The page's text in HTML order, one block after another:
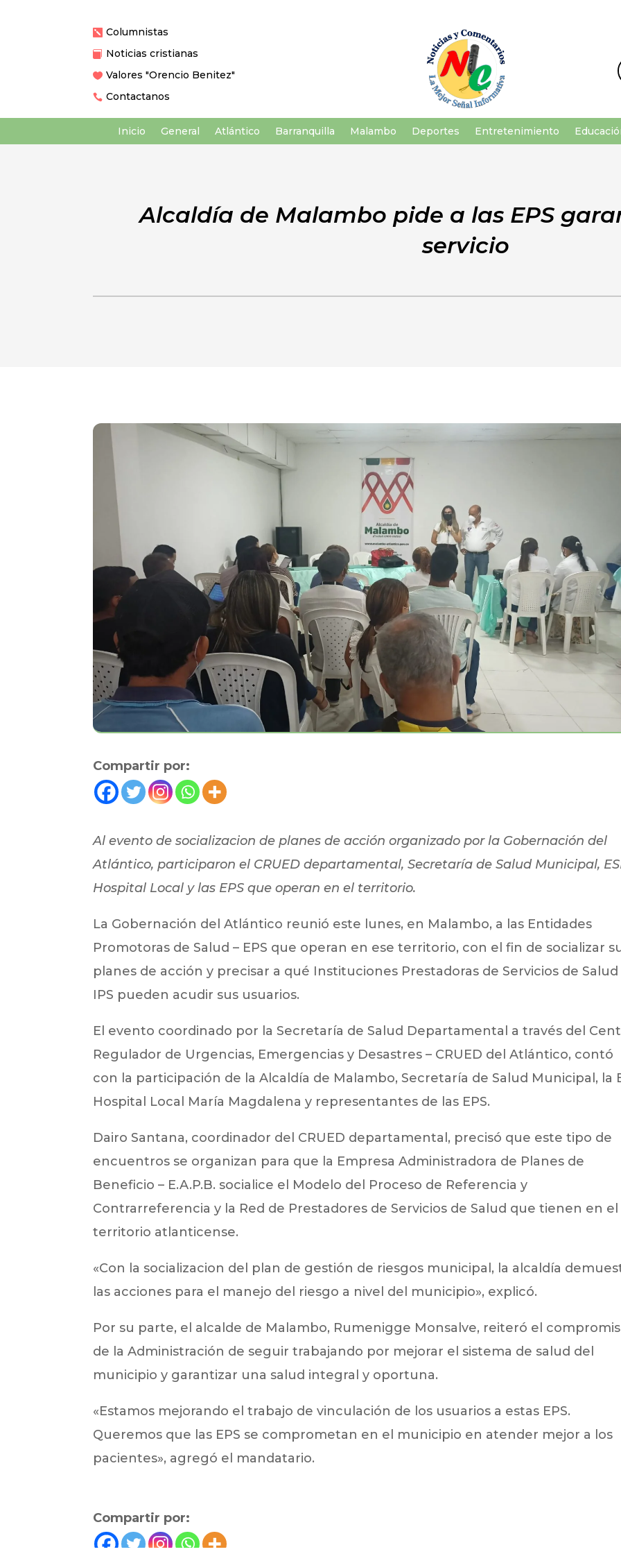
 Columnistas
 Noticias cristianas
 Valores "Orencio Benitez"
 Contactanos
Inicio General Atlántico Barranquilla Malambo Deportes Entretenimiento
Alcaldía de Malambo pide a las EPS
servicio
Compartir por:
Al evento de socializacion de planes de acción organizado por la Gobernación del
Atlántico, participaron el CRUED departamental, Secretaría de Salud Municipal,
Hospital Local y las EPS que operan en el territorio.
La Gobernación del Atlántico reunió este lunes, en Malambo, a las Entidades
Promotoras de Salud – EPS que operan en ese territorio, con el fin de socializar
planes de acción y precisar a qué Instituciones Prestadoras de Servicios de Salud
IPS pueden acudir sus usuarios.
El evento coordinado por la Secretaría de Salud Departamental a través del
Regulador de Urgencias, Emergencias y Desastres – CRUED del Atlántico, contó
con la participación de la Alcaldía de Malambo, Secretaría de Salud Municipal, la
Hospital Local María Magdalena y representantes de las EPS.
Dairo Santana, coordinador del CRUED departamental, precisó que este tipo de
encuentros se organizan para que la Empresa Administradora de Planes de
Beneficio – E.A.P.B. socialice el Modelo del Proceso de Referencia y
Contrarreferencia y la Red de Prestadores de Servicios de Salud que tienen en el
territorio atlanticense.
«Con la socializacion del plan de gestión de riesgos municipal, la alcaldía
las acciones para el manejo del riesgo a nivel del municipio», explicó.
Por su parte, el alcalde de Malambo, Rumenigge Monsalve, reiteró el
de la Administración de seguir trabajando por mejorar el sistema de salud del
municipio y garantizar una salud integral y oportuna.
«Estamos mejorando el trabajo de vinculación de los usuarios a estas EPS.
Queremos que las EPS se comprometan en el municipio en atender mejor a los
pacientes», agregó el mandatario.
Compartir por: